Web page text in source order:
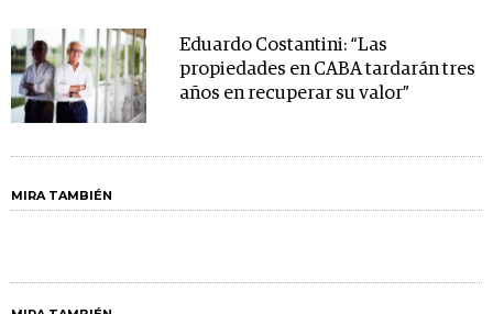
Eduardo Costantini: “Las
propiedades en CABA tardarán tres
años en recuperar su valor”
MIRA TAMBIÉN